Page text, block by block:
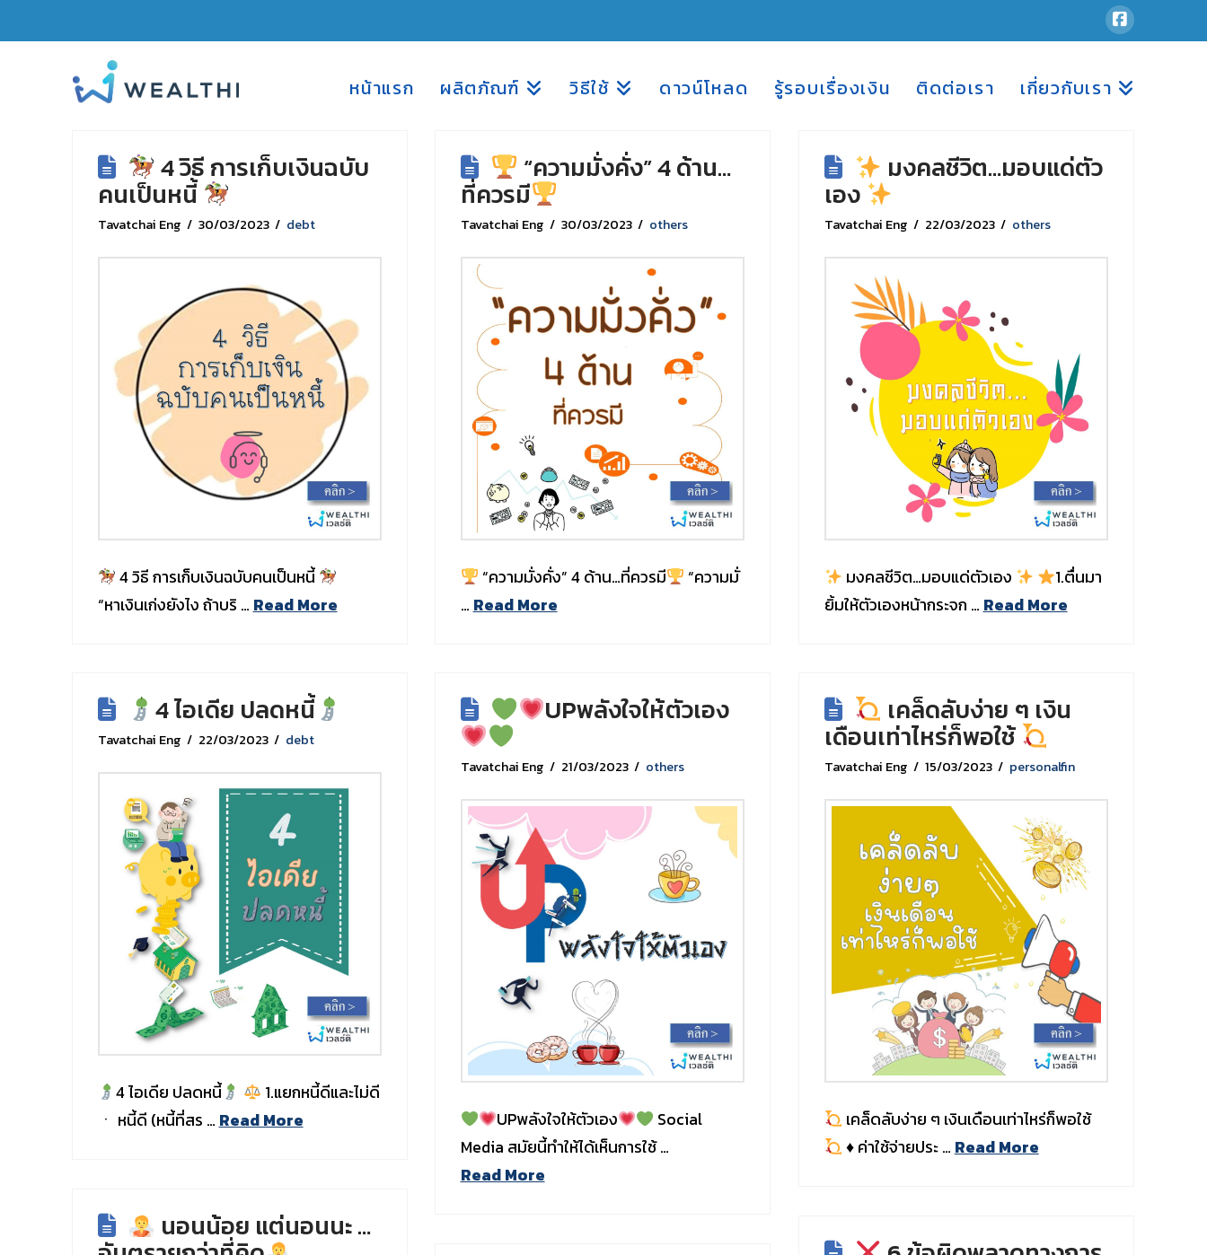
หน้าแรก ผลิตภัณฑ์ วิธีใช้ ดาวน์โหลด รู้รอบเรื่องเงิน ติดต่อเรา เกี่ยวกับเรา
Post Archive by Month
4 วิธี การเก็บเงินฉบับ
คนเป็นหนี้
Tavatchai Eng 30/03/2023 debt
4 วิธี การเก็บเงินฉบับคนเป็นหนี้
“หาเงินเก่งยังไง ถ้าบริ …Read More
“ความมั่งคั่ง” 4 ด้าน…
ที่ควรมี
Tavatchai Eng 30/03/2023 others
“ความมั่งคั่ง” 4 ด้าน…ที่ควรมี
“ความมั่
…Read More
มงคลชีวิต…มอบแด่ตัว
เอง
Tavatchai Eng 22/03/2023 others
มงคลชีวิต…มอบแด่ตัวเอง
1.ตื่นมา
ยิ้มให้ตัวเองหน้ากระจก …Read More
4 ไอเดีย ปลดหนี้
Tavatchai Eng 22/03/2023 debt
4 ไอเดีย ปลดหนี้
1.แยกหนี้ดีและไม่ดี
ㆍ หนี้ดี (หนี้ที่สร …Read More
UPพลังใจให้ตัวเอง
Tavatchai Eng 21/03/2023 others
UPพลังใจให้ตัวเอง
Social
Media สมัยนี้ทำให้ได้เห็นการใช้ …
Read More
เคล็ดลับง่าย ๆ เงิน
เดือนเท่าไหร่ก็พอใช้
Tavatchai Eng 15/03/2023 personalfin
เคล็ดลับง่าย ๆ เงินเดือนเท่าไหร่ก็พอใช้
♦️ค่าใช้จ่ายประ …Read More
นอนน้อย แต่นอนนะ …